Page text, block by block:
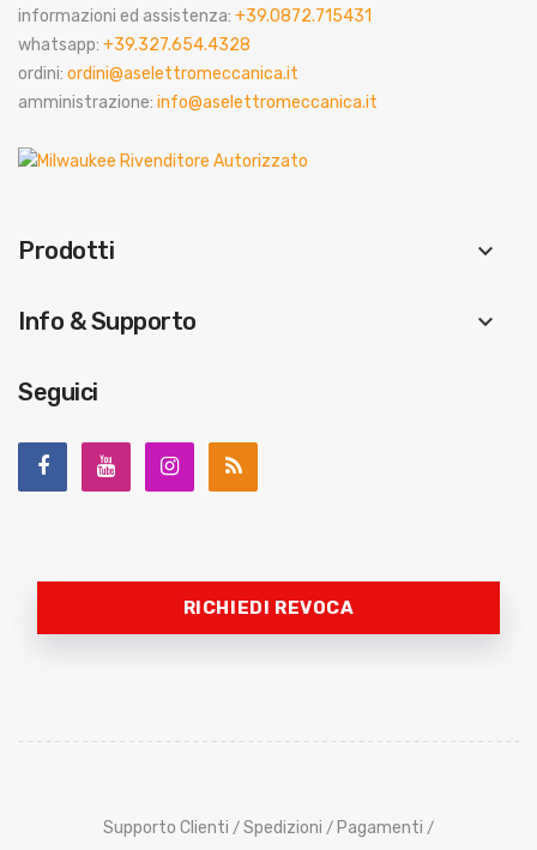
informazioni ed assistenza: +39.0872.715431
whatsapp: +39.327.654.4328
ordini: ordini@aselettromeccanica.it
amministrazione: info@aselettromeccanica.it
Prodotti keyboard_arrow_down
Info & Supporto keyboard_arrow_down
Seguici
RICHIEDI REVOCA
Supporto Clienti / Spedizioni / Pagamenti /